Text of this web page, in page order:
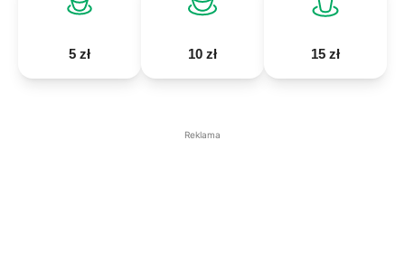
5 zł 10 zł 15 zł
Reklama